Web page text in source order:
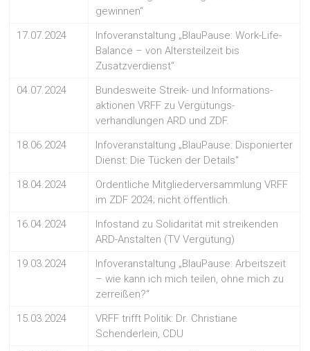
gewinnen“
17.07.2024
Infoveranstaltung „BlauPause: Work-Life-
Balance – von Altersteilzeit bis
Zusatzverdienst“
04.07.2024
Bundesweite Streik- und Informations-
aktionen VRFF zu Vergütungs-
verhandlungen ARD und ZDF.
18.06.2024
Infoveranstaltung „BlauPause: Disponierter
Dienst: Die Tücken der Details“
18.04.2024
Ordentliche Mitgliederversammlung VRFF
im ZDF 2024; nicht öffentlich.
16.04.2024
Infostand zu Solidarität mit streikenden
ARD-Anstalten (TV Vergütung)
19.03.2024
Infoveranstaltung „BlauPause: Arbeitszeit
– wie kann ich mich teilen, ohne mich zu
zerreißen?“
15.03.2024
VRFF trifft Politik: Dr. Christiane
Schenderlein, CDU